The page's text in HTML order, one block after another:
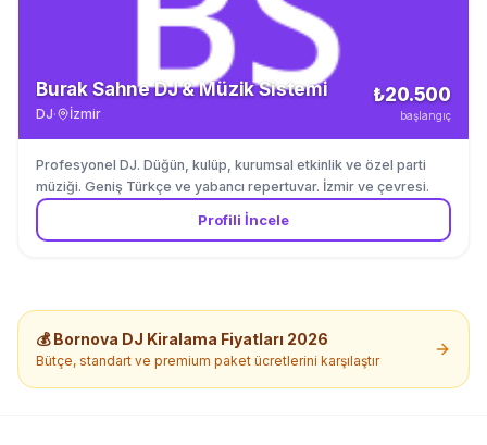
Burak Sahne DJ & Müzik Sistemi
DJ· İzmir
₺20.500
başlangıç
Profesyonel DJ. Düğün, kulüp, kurumsal etkinlik ve özel parti
müziği. Geniş Türkçe ve yabancı repertuvar. İzmir ve çevresi.
Profili İncele
💰Bornova DJ Kiralama Fiyatları 2026
Bütçe, standart ve premium paket ücretlerini karşılaştır